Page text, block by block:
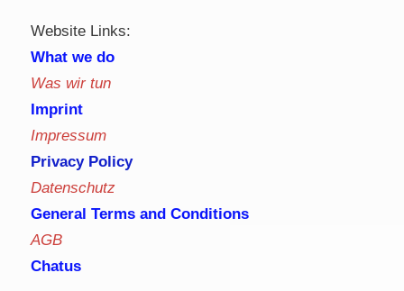
Website Links:
What we do
Was wir tun
Imprint
Impressum
Privacy Policy
Datenschutz
General Terms and Conditions
AGB
Chatus